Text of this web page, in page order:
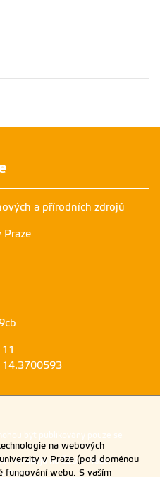
a přírodních zdrojů
Praze
14.3700593
být publikovány pouze se
údajů na ČZU v Praze.
Praze
na webových
v Praze (pod doménou
fungování webu. S vaším